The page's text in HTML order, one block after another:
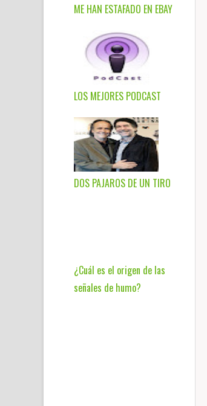
ME HAN ESTAFADO EN EBAY
LOS MEJORES PODCAST
DOS PAJAROS DE UN TIRO
¿Cuál es el origen de las
señales de humo?